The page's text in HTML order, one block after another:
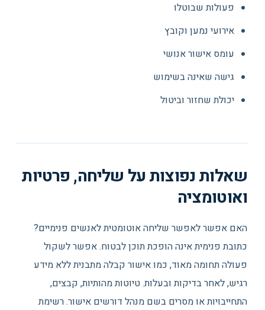
פעולות שבוטלו
אירועי נמען וקובץ
עומס אישור אנושי
גישה שאינה בשימוש
יכולת שחזור וביטול
שאלות נפוצות על שליחה, פרטיות
ואוטומציה
האם אפשר לאפשר שליחה אוטומטית לאנשים פנימיים?
כתובת פנימית אינה הופכת תוכן לבטוח. אפשר לשקול
פעולה תחומה מאוד, כמו אישור קבלה מתבנית ללא מידע
רגיש, לאחר בדיקות ובעלות. טיוטות מהותיות, קבצים,
התחייבויות או מסרים בשם מנהל דורשים אישור. רשימת